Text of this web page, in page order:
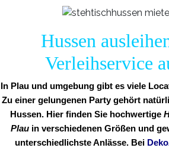
Hussen
Verleihservice
In Plau und umgebung gibt es viele
Zu einer gelungenen Party gehört
Hussen. Hier finden Sie hochwertige
Plauin verschiedenen Größen und
unterschiedlichste Anlässe. Bei